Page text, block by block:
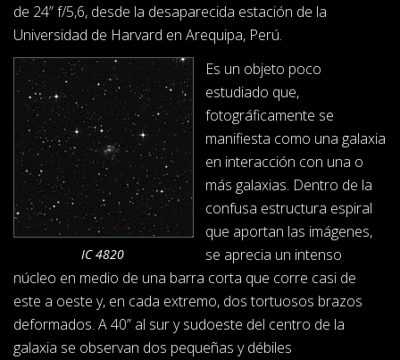
de 24” f/5,6, desde la desaparecida estación de la
Universidad de Harvard en Arequipa, Perú.
IC 4820
Es un objeto poco
estudiado que,
fotográficamente se
manifiesta como una galaxia
en interacción con una o
más galaxias. Dentro de la
confusa estructura espiral
que aportan las imágenes,
se aprecia un intenso
núcleo en medio de una barra corta que corre casi de
este a oeste y, en cada extremo, dos tortuosos brazos
deformados. A 40” al sur y sudoeste del centro de la
galaxia se observan dos pequeñas y débiles